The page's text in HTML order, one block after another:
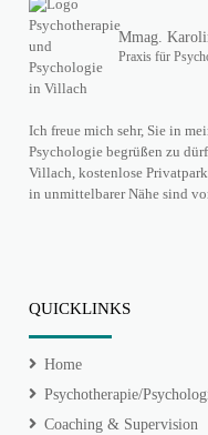
Mmag.
Praxis für
Ich freue mich sehr, Sie in
Psychologie begrüßen zu
Villach, kostenlose
in unmittelbarer Nähe sind
QUICKLINKS
Home
Psychotherapie/
Coaching & Supervision